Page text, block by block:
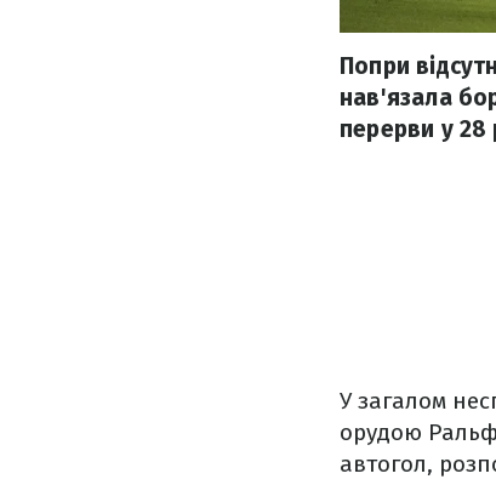
Попри
нав'язала
перерви у 28
У загалом
орудою
автогол,